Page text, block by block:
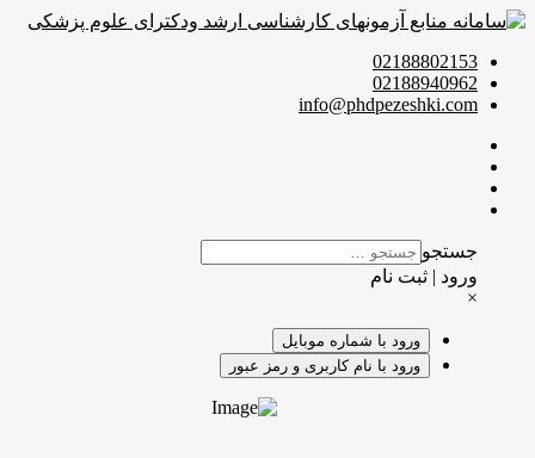
02188802153
02188940962
info@phdpezeshki.com
جستجو
ورود | ثبت نام
×
ورود با شماره موبایل
ورود با نام کاربری و رمز عبور